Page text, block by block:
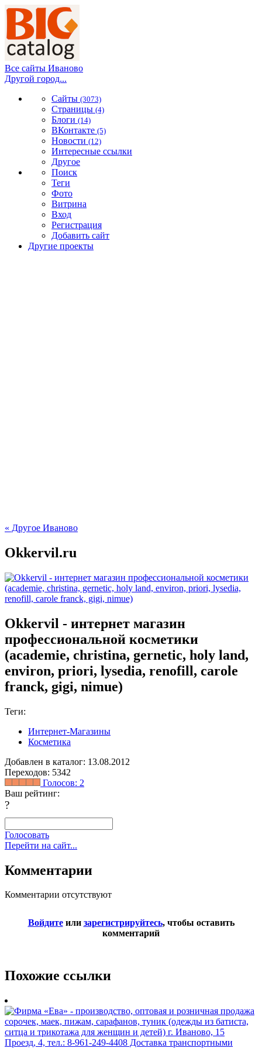
Все сайты Иваново
Другой город...
Сайты (3073)
Страницы (4)
Блоги (14)
ВКонтакте (5)
Новости (12)
Интересные ссылки
Другое
Поиск
Теги
Фото
Витрина
Вход
Регистрация
Добавить сайт
Другие проекты
« Другое Иваново
Okkervil.ru
Okkervil - интернет магазин
профессиональной косметики
(academie, christina, gernetic, holy land,
environ, priori, lysedia, renofill, carole
franck, gigi, nimue)
Теги:
Интернет-Магазины
Косметика
Добавлен в каталог: 13.08.2012
Переходов: 5342
Голосов: 2
Ваш рейтинг:
?
Голосовать
Перейти на сайт...
Комментарии
Комментарии отсутствуют
Войдитеили зарегистрируйтесь, чтобы оставить
комментарий
Похожие ссылки